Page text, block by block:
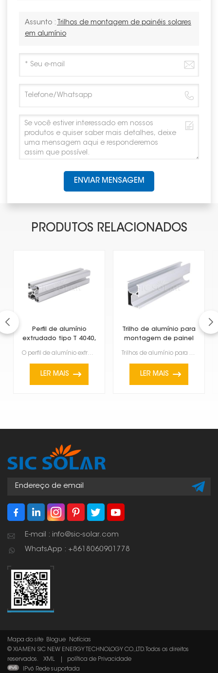
Assunto : Trilhos de montagem de painéis solares
em alumínio
ENVIAR MENSAGEM
PRODUTOS RELACIONADOS
Perfil de alumínio
extrudado tipo T 4040,
O perfil de alumínio extrudado tipo T 4040, em conformidade com as normas europeias, é um material e...
LER MAIS
Trilho de alumínio para
montagem de painel
Trilhos de alumínio para montagem de painéis solares são essenciais para a instalação de painéis sol...
LER MAIS
E-mail : info@sic-solar.com
WhatsApp : +8618060901778
Mapa do site Blogue
Notícias
© XIAMEN SIC NEW ENERGY TECHNOLOGY CO.,LTD. Todos os direitos
reservados.
XML
política de Privacidade
IPv6 Rede suportada